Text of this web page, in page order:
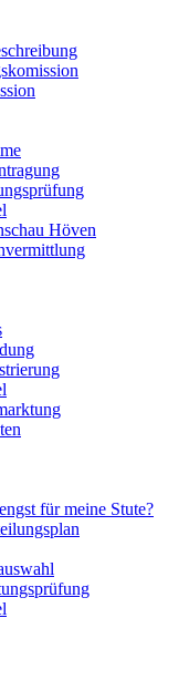
Höven
für meine Stute?